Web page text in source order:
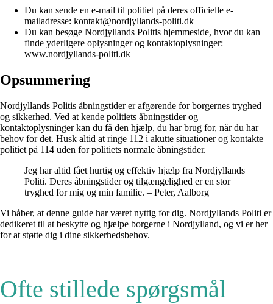
Du kan sende en e-mail til politiet på deres officielle e-
mailadresse: kontakt@nordjyllands-politi.dk
Du kan besøge Nordjyllands Politis hjemmeside, hvor du kan
finde yderligere oplysninger og kontaktoplysninger:
www.nordjyllands-politi.dk
Opsummering
Nordjyllands Politis åbningstider er afgørende for borgernes tryghed
og sikkerhed. Ved at kende politiets åbningstider og
kontaktoplysninger kan du få den hjælp, du har brug for, når du har
behov for det. Husk altid at ringe 112 i akutte situationer og kontakte
politiet på 114 uden for politiets normale åbningstider.
Jeg har altid fået hurtig og effektiv hjælp fra Nordjyllands
Politi. Deres åbningstider og tilgængelighed er en stor
tryghed for mig og min familie. – Peter, Aalborg
Vi håber, at denne guide har været nyttig for dig. Nordjyllands Politi er
dedikeret til at beskytte og hjælpe borgerne i Nordjylland, og vi er her
for at støtte dig i dine sikkerhedsbehov.
Ofte stillede spørgsmål